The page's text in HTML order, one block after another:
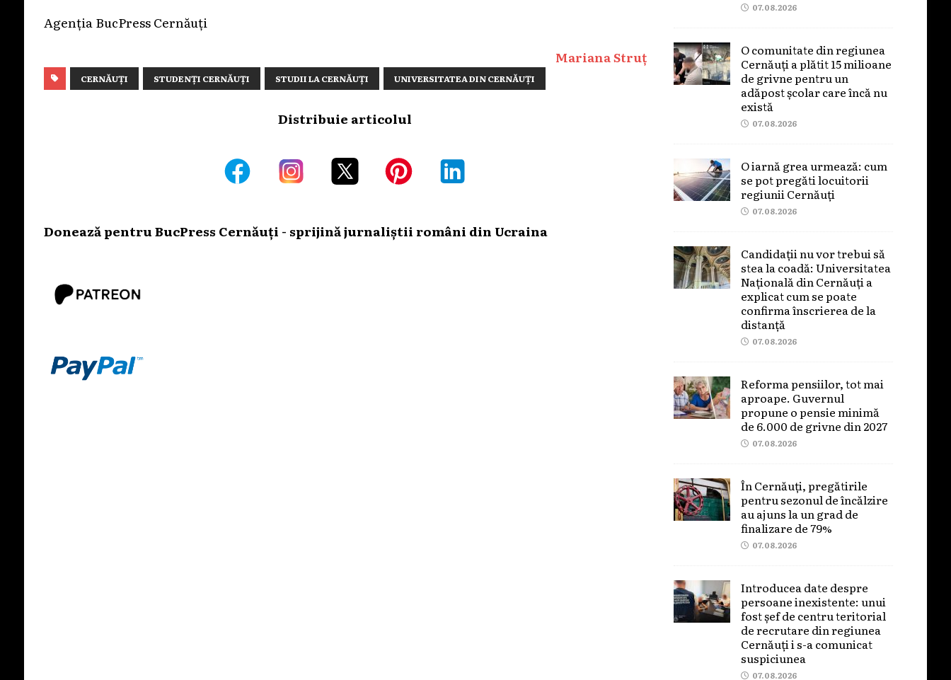
Agenția BucPress Cernăuți
Mariana Struț
CERNĂUȚI STUDENȚI CERNĂUȚI STUDII LA CERNĂUȚI UNIVERSITATEA DIN CERNĂUȚI
Distribuie articolul
Donează pentru BucPress Cernăuți - sprijină jurnaliștii români din Ucraina
07.08.2026
O comunitate din regiunea
Cernăuți a plătit 15 milioane
de grivne pentru un
adăpost școlar care încă nu
există
07.08.2026
O iarnă grea urmează: cum
se pot pregăti locuitorii
regiunii Cernăuți
07.08.2026
Candidații nu vor trebui să
stea la coadă: Universitatea
Națională din Cernăuți a
explicat cum se poate
confirma înscrierea de la
distanță
07.08.2026
Reforma pensiilor, tot mai
aproape. Guvernul
propune o pensie minimă
de 6.000 de grivne din 2027
07.08.2026
În Cernăuți, pregătirile
pentru sezonul de încălzire
au ajuns la un grad de
finalizare de 79%
07.08.2026
Introducea date despre
persoane inexistente: unui
fost șef de centru teritorial
de recrutare din regiunea
Cernăuți i s-a comunicat
suspiciunea
07.08.2026